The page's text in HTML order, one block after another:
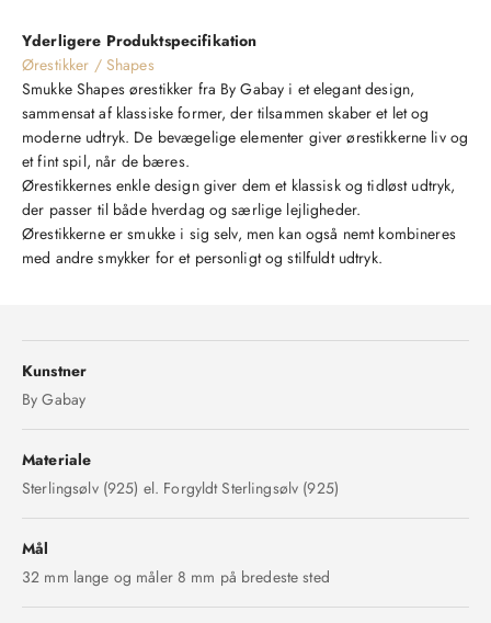
Yderligere Produktspecifikation
Ørestikker / Shapes
Smukke Shapes ørestikker fra By Gabay i et elegant design,
sammensat af klassiske former, der tilsammen skaber et let og
moderne udtryk. De bevægelige elementer giver ørestikkerne liv og
et fint spil, når de bæres.
Ørestikkernes enkle design giver dem et klassisk og tidløst udtryk,
der passer til både hverdag og særlige lejligheder.
Ørestikkerne er smukke i sig selv, men kan også nemt kombineres
med andre smykker for et personligt og stilfuldt udtryk.
Kunstner
By Gabay
Materiale
Sterlingsølv (925) el. Forgyldt Sterlingsølv (925)
Mål
32 mm lange og måler 8 mm på bredeste sted